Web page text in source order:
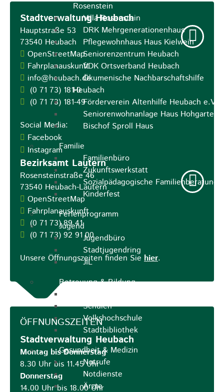
Rosenstein
Villa Rosenstein
DRK Mehrgenerationenhaus
Pflegewohnhaus Haus Kielwein
Seniorenzentrum Heubach
VDK Ortsverband Heubach
Ökumenische Nachbarschaftshilfe
Heubach
Förderverein Altenhilfe Heubach e.V.
Seniorenwohnanlage Haus Hohgarten
Bischof Sproll Haus
Familie
Familienbüro
Zukunftswerkstatt
Sozialpädagogische Familienberatung
Kinderfest
Ferienprogramm
Jugend
Jugendbüro
Stadtjugendring
JIL
Betreuung & Bildung
Schulen
Volkshochschule
Stadtbibliothek
Gesundheit & Medizin
Notrufe
Notdienste
Ärzte
Stadtverwaltung Heubach
Hauptstraße 53
73540 Heubach
OpenStreetMap
Fahrplanauskunft
info@heubach.de
(0 71 73) 181-0
(0 71 73) 181-49
Social Media:
Facebook
Instagram
Bezirksamt Lautern
Rosensteinstraße 46
73540 Heubach-Lautern
OpenStreetMap
Fahrplanauskunft
(0 71 73) 89 41
(0 71 73) 92 91 00
Unsere Öffnungszeiten finden Sie hier.
ÖFFNUNGSZEITEN
Stadtverwaltung Heubach
Montag bis Donnerstag
8.30 Uhr bis 11.45 Uhr
Donnerstag
14.00 Uhr bis 18.00 Uhr